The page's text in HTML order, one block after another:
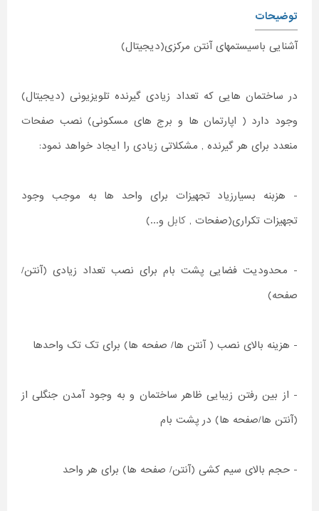
توضیحات
آشنایی باسیستمهای آنتن مرکزی(دیجیتال)
در ساختمان هایی که تعداد زیادی گیرنده تلویزیونی (دیجیتال)
وجود دارد ( اپارتمان ها و برج های مسکونی) نصب صفحات
منعدد برای هر گیرنده , مشکلاتی زیادی را ایجاد خواهد نمود:
- هزبنه بسیارزیاد تجهیزات برای واحد ها به موجب وجود
تجهیزات تکراری(صفحات , کابل و...)
- محدودیت فضایی پشت بام برای نصب تعداد زیادی (آنتن/
صفحه)
- هزینه بالای نصب ( آنتن ها/ صفحه ها) برای تک تک واحدها
- از بین رفتن زیبایی ظاهر ساختمان و به وجود آمدن جنگلی از
(آنتن ها/صفحه ها) در پشت بام
- حجم بالای سیم کشی (آنتن/ صفحه ها) برای هر واحد